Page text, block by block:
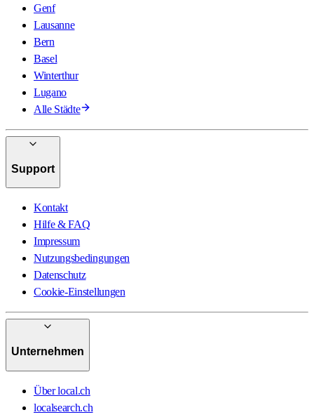
Genf
Lausanne
Bern
Basel
Winterthur
Lugano
Alle Städte
Support
Kontakt
Hilfe & FAQ
Impressum
Nutzungsbedingungen
Datenschutz
Cookie-Einstellungen
Unternehmen
Über local.ch
localsearch.ch